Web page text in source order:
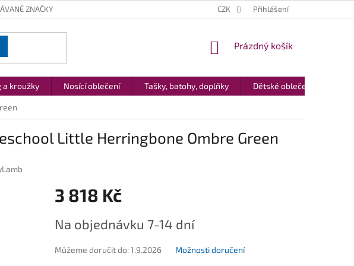
ZNAČKY CZK Přihlášení
NÁKUPNÍ
Prázdný košík
a kroužky Nosící oblečení Tašky, batohy, doplňky Dětské oblečení
Little Herringbone Ombre Green
3 818 Kč
cena:
Na objednávku 7-14 dní
Můžeme doručit do: 1.9.2026 Možnosti doručení